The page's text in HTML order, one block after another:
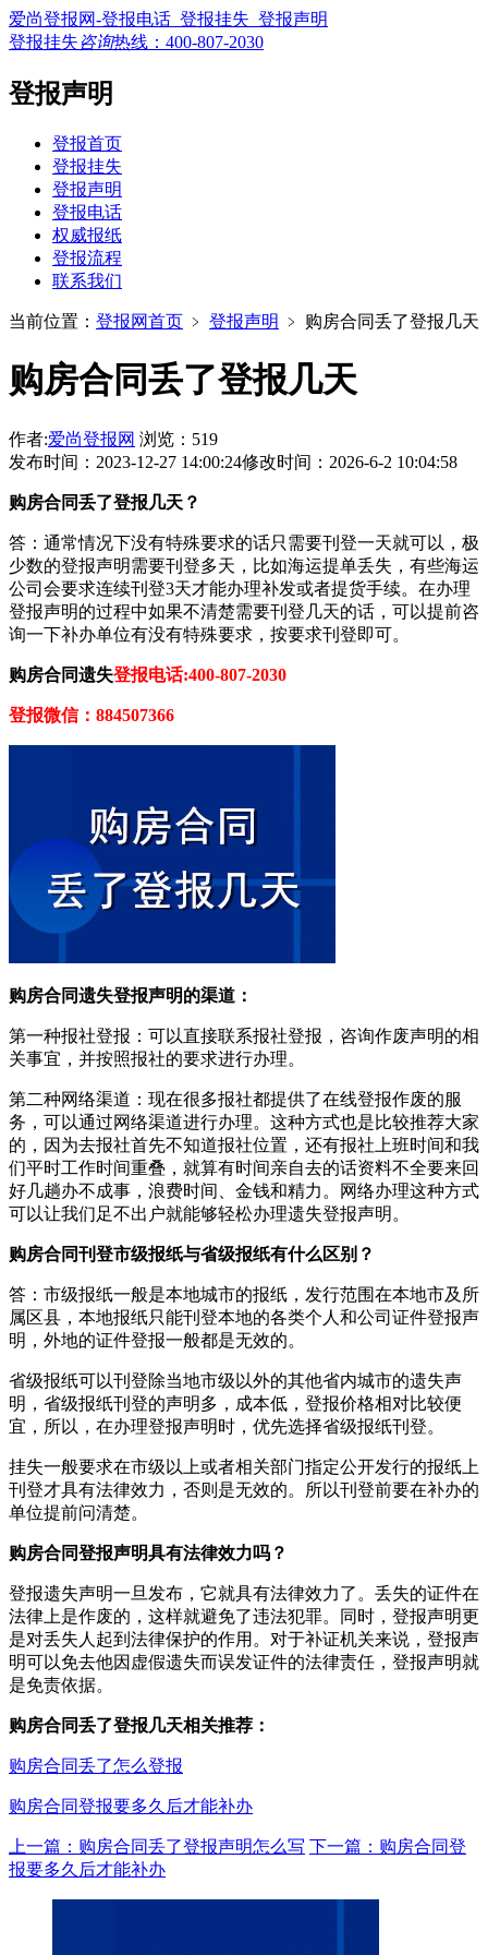
爱尚登报网-登报电话_登报挂失_登报声明
登报挂失咨询热线： 400-807-2030
登报声明
登报首页
登报挂失
登报声明
登报电话
权威报纸
登报流程
联系我们
当前位置： 登报网首页 ﹥ 登报声明 ﹥ 购房合同丢了登报几天
购房合同丢了登报几天
作者:爱尚登报网 浏览：519
发布时间：2023-12-27 14:00:24修改时间：2026-6-2 10:04:58
购房合同丢了登报几天？
答：通常情况下没有特殊要求的话只需要刊登一天就可以，极
少数的登报声明需要刊登多天，比如海运提单丢失，有些海运
公司会要求连续刊登3天才能办理补发或者提货手续。在办理
登报声明的过程中如果不清楚需要刊登几天的话，可以提前咨
询一下补办单位有没有特殊要求，按要求刊登即可。
购房合同遗失登报电话:400-807-2030
登报微信：884507366
购房合同遗失登报声明的渠道：
第一种报社登报：可以直接联系报社登报，咨询作废声明的相
关事宜，并按照报社的要求进行办理。
第二种网络渠道：现在很多报社都提供了在线登报作废的服
务，可以通过网络渠道进行办理。这种方式也是比较推荐大家
的，因为去报社首先不知道报社位置，还有报社上班时间和我
们平时工作时间重叠，就算有时间亲自去的话资料不全要来回
好几趟办不成事，浪费时间、金钱和精力。网络办理这种方式
可以让我们足不出户就能够轻松办理遗失登报声明。
购房合同刊登市级报纸与省级报纸有什么区别？
答：市级报纸一般是本地城市的报纸，发行范围在本地市及所
属区县，本地报纸只能刊登本地的各类个人和公司证件登报声
明，外地的证件登报一般都是无效的。
省级报纸可以刊登除当地市级以外的其他省内城市的遗失声
明，省级报纸刊登的声明多，成本低，登报价格相对比较便
宜，所以，在办理登报声明时，优先选择省级报纸刊登。
挂失一般要求在市级以上或者相关部门指定公开发行的报纸上
刊登才具有法律效力，否则是无效的。所以刊登前要在补办的
单位提前问清楚。
购房合同登报声明具有法律效力吗？
登报遗失声明一旦发布，它就具有法律效力了。丢失的证件在
法律上是作废的，这样就避免了违法犯罪。同时，登报声明更
是对丢失人起到法律保护的作用。对于补证机关来说，登报声
明可以免去他因虚假遗失而误发证件的法律责任，登报声明就
是免责依据。
购房合同丢了登报几天相关推荐：
购房合同丢了怎么登报
购房合同登报要多久后才能补办
上一篇：购房合同丢了登报声明怎么写 下一篇：购房合同登
报要多久后才能补办